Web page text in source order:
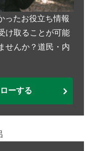
ったお役立ち情報
け取ることが可能
せんか？道民・内
ーする